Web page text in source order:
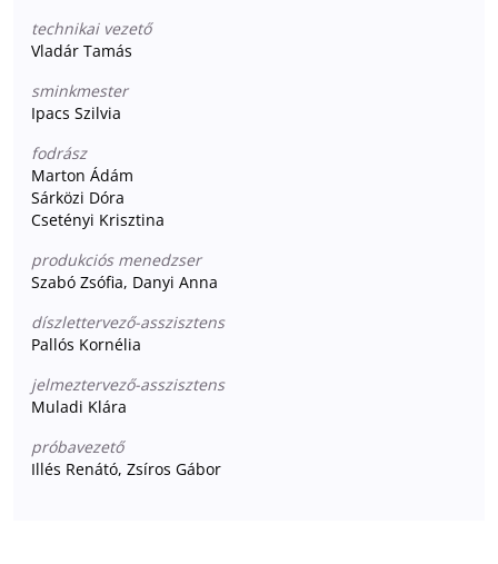
technikai vezető
Vladár Tamás
sminkmester
Ipacs Szilvia
fodrász
Marton Ádám
Sárközi Dóra
Csetényi Krisztina
produkciós menedzser
Szabó Zsófia, Danyi Anna
díszlettervező-asszisztens
Pallós Kornélia
jelmeztervező-asszisztens
Muladi Klára
próbavezető
Illés Renátó, Zsíros Gábor